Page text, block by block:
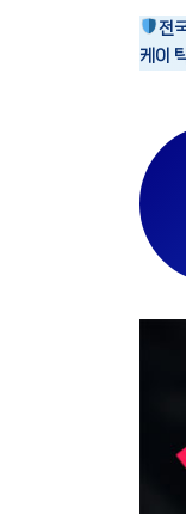
전
케이